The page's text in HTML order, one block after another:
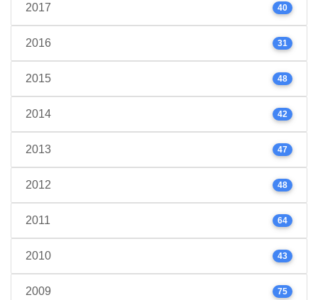
2017 40
2016 31
2015 48
2014 42
2013 47
2012 48
2011 64
2010 43
2009 75